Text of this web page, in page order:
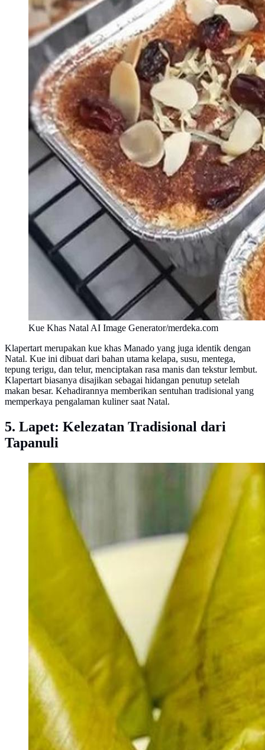
Kue Khas Natal AI Image Generator/merdeka.com
Klapertart merupakan kue khas Manado yang juga identik dengan
Natal. Kue ini dibuat dari bahan utama kelapa, susu, mentega,
tepung terigu, dan telur, menciptakan rasa manis dan tekstur lembut.
Klapertart biasanya disajikan sebagai hidangan penutup setelah
makan besar. Kehadirannya memberikan sentuhan tradisional yang
memperkaya pengalaman kuliner saat Natal.
5. Lapet: Kelezatan Tradisional dari
Tapanuli